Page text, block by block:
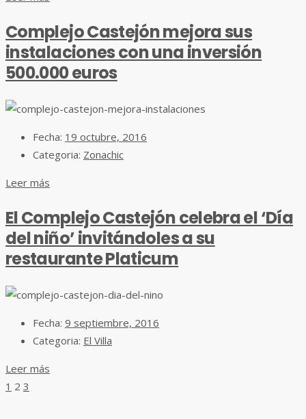
Complejo Castejón mejora sus
instalaciones con una inversión
500.000 euros
Fecha: 19 octubre, 2016
Categoria: Zonachic
Leer más
El Complejo Castejón celebra el ‘Día
del niño’ invitándoles a su
restaurante Platicum
Fecha: 9 septiembre, 2016
Categoria: El Villa
Leer más
1 2 3